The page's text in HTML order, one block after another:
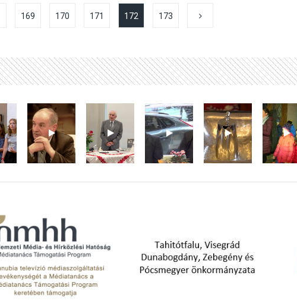
169 170 171 172 173